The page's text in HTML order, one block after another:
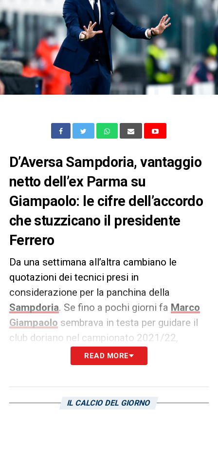
D’Aversa Sampdoria, vantaggio
netto dell’ex Parma su
Giampaolo: le cifre dell’accordo
che stuzzicano il presidente
Ferrero
Da una settimana all’altra cambiano le
quotazioni dei tecnici presi in
considerazione per la panchina della
Sampdoria. Se fino a pochi giorni fa Marco
Giampaolo sembrava in testa per guidare il
club doriano nel campionato 2021/22,
Roberto D’Aversaad aver
sorpassato il collega.
differenza: l’accordo con il Parma prevede un
READ MORE
IL CALCIO DEL GIORNO